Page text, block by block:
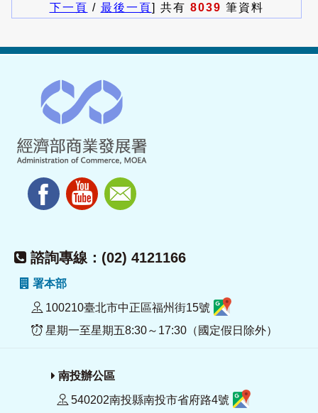
下一頁 / 最後一頁] 共有 8039 筆資料
諮詢專線：(02) 4121166
署本部
100210臺北市中正區福州街15號
星期一至星期五8:30～17:30（國定假日除外）
南投辦公區
540202南投縣南投市省府路4號